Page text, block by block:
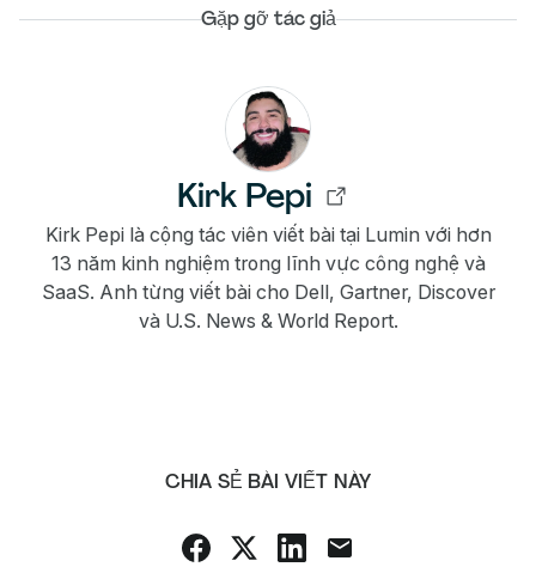
Gặp gỡ tác giả
Kirk Pepi
Kirk Pepi là cộng tác viên viết bài tại Lumin với hơn
13 năm kinh nghiệm trong lĩnh vực công nghệ và
SaaS. Anh từng viết bài cho Dell, Gartner, Discover
và U.S. News & World Report.
CHIA SẺ BÀI VIẾT NÀY